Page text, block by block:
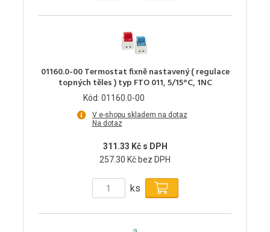
01160.0-00 Termostat fixně nastavený ( regulace
topných těles ) typ FTO 011, 5/15°C, 1NC
Kód: 01160.0-00
V e-shopu skladem na dotaz
Na dotaz
311.33 Kč s DPH
257.30 Kč bez DPH
ks